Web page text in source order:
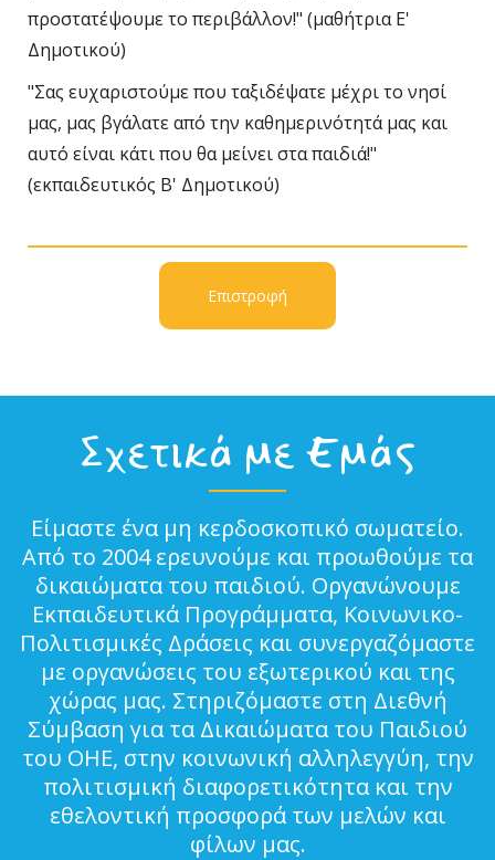
προστατέψουμε το περιβάλλον!" (μαθήτρια Ε'
Δημοτικού)
"Σας ευχαριστούμε που ταξιδέψατε μέχρι το νησί
μας, μας βγάλατε από την καθημερινότητά μας και
αυτό είναι κάτι που θα μείνει στα παιδιά!"
(εκπαιδευτικός Β' Δημοτικού)
Επιστροφή
Σχετικά με Εμάς
Είμαστε ένα μη κερδοσκοπικό σωματείο.
Από το 2004 ερευνούμε και προωθούμε τα
δικαιώματα του παιδιού. Οργανώνουμε
Εκπαιδευτικά Προγράμματα, Κοινωνικο-
Πολιτισμικές Δράσεις και συνεργαζόμαστε
με οργανώσεις του εξωτερικού και της
χώρας μας. Στηριζόμαστε στη Διεθνή
Σύμβαση για τα Δικαιώματα του Παιδιού
του ΟΗΕ, στην κοινωνική αλληλεγγύη, την
πολιτισμική διαφορετικότητα και την
εθελοντική προσφορά των μελών και
φίλων μας.